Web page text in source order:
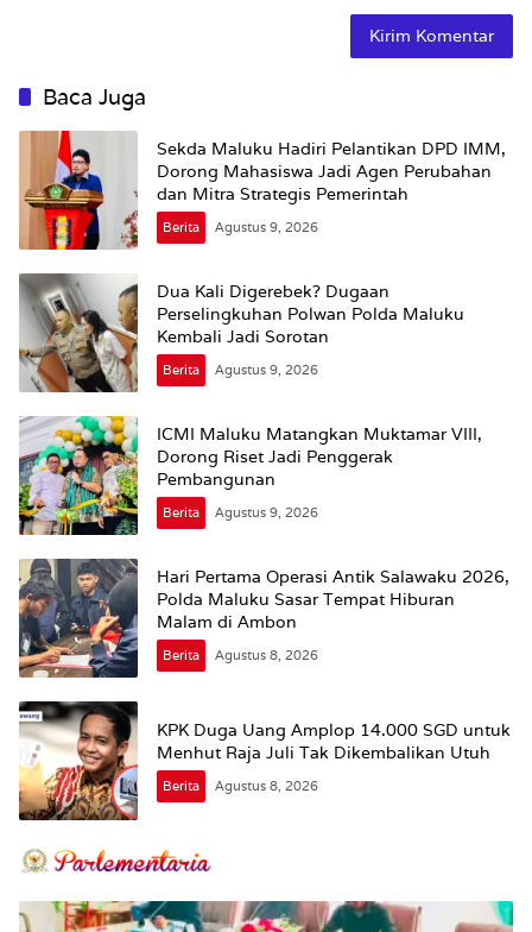
Baca Juga
Sekda Maluku Hadiri Pelantikan DPD IMM,
Dorong Mahasiswa Jadi Agen Perubahan
dan Mitra Strategis Pemerintah
Berita Agustus 9, 2026
Dua Kali Digerebek? Dugaan
Perselingkuhan Polwan Polda Maluku
Kembali Jadi Sorotan
Berita Agustus 9, 2026
ICMI Maluku Matangkan Muktamar VIII,
Dorong Riset Jadi Penggerak
Pembangunan
Berita Agustus 9, 2026
Hari Pertama Operasi Antik Salawaku 2026,
Polda Maluku Sasar Tempat Hiburan
Malam di Ambon
Berita Agustus 8, 2026
KPK Duga Uang Amplop 14.000 SGD untuk
Menhut Raja Juli Tak Dikembalikan Utuh
Berita Agustus 8, 2026